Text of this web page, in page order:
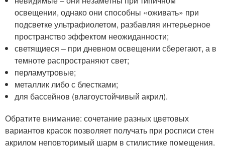
освещении, однако они способны «оживать» при
подсветке ультрафиолетом, разбавляя интерьерное
пространство эффектом неожиданности;
светящиеся – при дневном освещении сберегают, а в
темноте распространяют свет;
перламутровые;
металлик либо с блестками;
для бассейнов (влагоустойчивый акрил).
Обратите внимание: сочетание разных цветовых
вариантов красок позволяет получать при росписи стен
акрилом неповторимый шарм в стилистике помещения.